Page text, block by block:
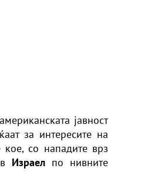
јавност
за интересите на
со нападите врз
Израел по нивните